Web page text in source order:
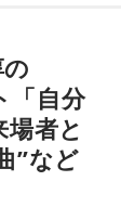
「自分
者と
”など